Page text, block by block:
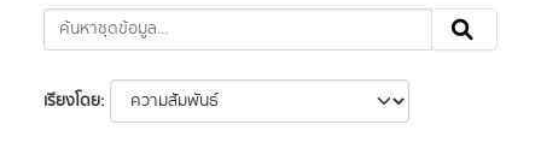
เรียงโดย